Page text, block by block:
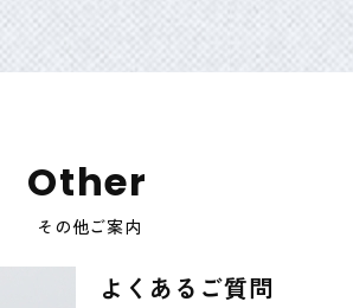
Other
その他ご案内
よくあるご質問